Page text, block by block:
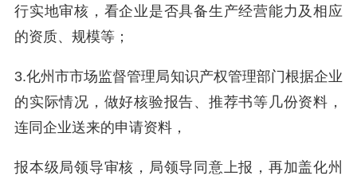
行实地审核，看企业是否具备生产经营能力及相应
的资质、规模等；
3.化州市市场监督管理局知识产权管理部门根据企业
的实际情况，做好核验报告、推荐书等几份资料，
连同企业送来的申请资料，
报本级局领导审核，局领导同意上报，再加盖化州